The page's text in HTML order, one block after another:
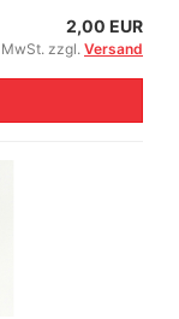
2,00 EUR
MwSt. zzgl. Versand